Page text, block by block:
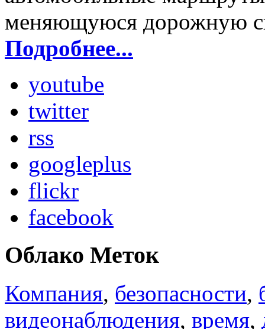
меняющуюся дорожную
Подробнее...
youtube
twitter
rss
googleplus
flickr
facebook
Облако Меток
Компания, безопасности,
видеонаблюдения, время,